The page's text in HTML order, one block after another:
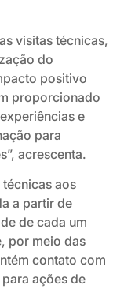
visitas técnicas,
do
positivo
proporcionado
e
para
acrescenta.
aos
a partir de
de cada um
por meio das
contato com
ações de